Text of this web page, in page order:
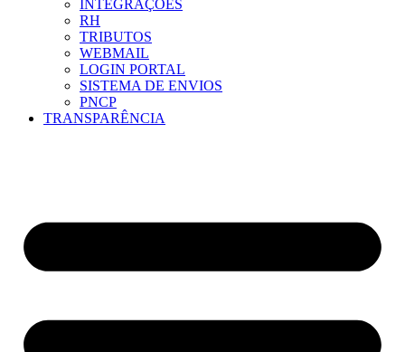
INTEGRAÇÕES
RH
TRIBUTOS
WEBMAIL
LOGIN PORTAL
SISTEMA DE ENVIOS
PNCP
TRANSPARÊNCIA